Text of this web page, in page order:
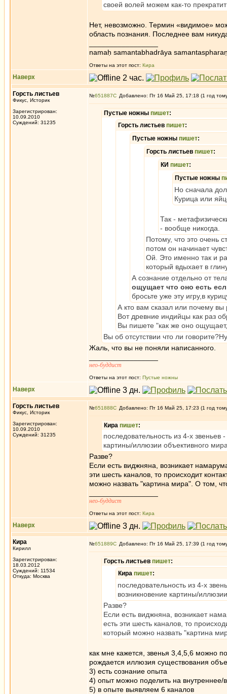
своей волей можем как-то
Нет, невозможно. Термин «видимое»
область познания. Последнее вам
namaḥ samantabhadrāya
Ответы на этот пост: Кира
Наверх
Горсть листьев
Фикус, Историк
Зарегистрирован:
10.09.2010
Суждений: 31235
№651887 Добавлено: Пт 16 Май 25, 17:18 (1 год
Пустые ножны пишет:
Горсть листьев пишет:
Пустые ножны пишет:
Горсть листьев пишет:
КИ пишет:
Пустые ножны
Но сначала
Курица или
Так -
- вообще никогда.
Потому, что это очень
потом он начинает
Ой. Это именно так и
который вдыхает в
А сознание отдельно от
ощущает что оно есть
бросьте уже эту игру,в
А кто вам сказал или почему
Вот древние индийцы как раз
Вы пишете "как же оно
Вы об отсутcтвии что ли
Жаль, что вы не поняли написанного.
нео-буддист
Ответы на этот пост: Пустые ножны
Наверх
Горсть листьев
Фикус, Историк
Зарегистрирован:
10.09.2010
Суждений: 31235
№651888 Добавлено: Пт 16 Май 25, 17:23 (1 год
Кира пишет:
последовательность из 4-х
картины/иллюзии объективного
Разве?
Если есть виджняна, возникает
эти шесть каналов, то происходит
можно назвать "картина мира". О том,
нео-буддист
Ответы на этот пост: Кира
Наверх
Кира
Кирилл
Зарегистрирован:
18.03.2012
Суждений: 11534
Откуда: Москва
№651889 Добавлено: Пт 16 Май 25, 17:39 (1 год
Горсть листьев пишет:
Кира пишет:
последовательность из 4-х
возникновение картины/
Разве?
Если есть виджняна, возникает
есть эти шесть каналов, то
который можно назвать "картина
как мне кажется, звенья 3,4,5,6 можно
рождается иллюзия существования
3) есть сознание опыта
4) опыт можно поделить на
5) в опыте выявляем 6 каналов